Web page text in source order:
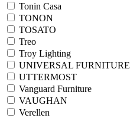
Tonin Casa
TONON
TOSATO
Treo
Troy Lighting
UNIVERSAL FURNITURE
UTTERMOST
Vanguard Furniture
VAUGHAN
Verellen